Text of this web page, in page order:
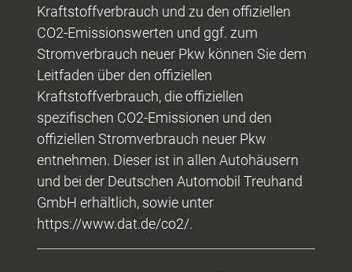
Kraftstoffverbrauch und zu den offiziellen
CO2-Emissionswerten und ggf. zum
Stromverbrauch neuer Pkw können Sie dem
Leitfaden über den offiziellen
Kraftstoffverbrauch, die offiziellen
spezifischen CO2-Emissionen und den
offiziellen Stromverbrauch neuer Pkw
entnehmen. Dieser ist in allen Autohäusern
und bei der Deutschen Automobil Treuhand
GmbH erhältlich, sowie unter
https://www.dat.de/co2/.